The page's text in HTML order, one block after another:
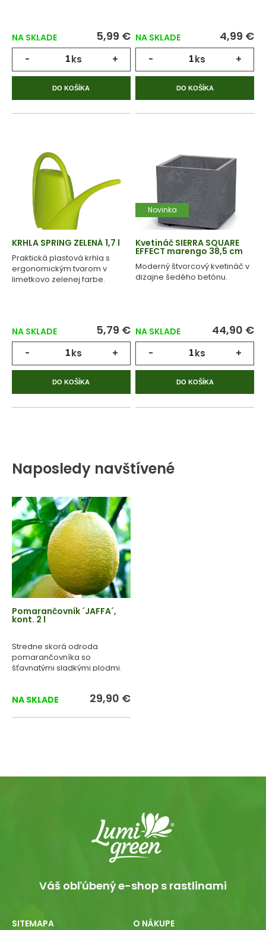
NA SKLADE 5,99 €
- ks +
DO KOŠÍKA
NA SKLADE 4,99 €
- ks +
DO KOŠÍKA
KRHLA SPRING ZELENÁ 1,7 l
Praktická plastová krhla s
ergonomickým tvarom v
limetkovo zelenej farbe.
NA SKLADE 5,79 €
- ks +
DO KOŠÍKA
Novinka
Kvetináč SIERRA SQUARE
EFFECT marengo 38,5 cm
Moderný štvorcový kvetináč v
dizajne šedého betónu.
NA SKLADE 44,90 €
- ks +
DO KOŠÍKA
Naposledy navštívené
Pomarančovník ´JAFFA´,
kont. 2 l
Stredne skorá odroda
pomarančovníka so
šťavnatými sladkými plodmi.
NA SKLADE 29,90 €
Váš obľúbený e-shop s rastlinami
SITEMAPA O NÁKUPE